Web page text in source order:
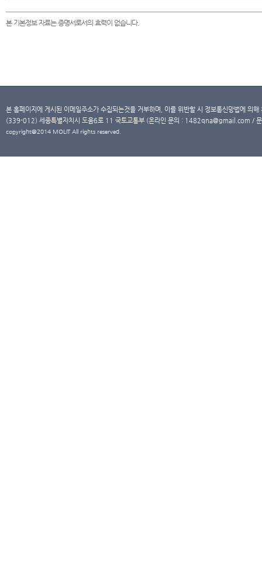
본 기본정보 자료는 증명서로서의 효력이 없습니다.
본 홈페이지에 게시된 이메일주소가 수집되는것을 거부하며, 이를 위반할 시 정보통신망법에 의
(339-012) 세종특별자치시 도움6로 11 국토교통부 (온라인 문의 : 1482qna@gmail.com /
copyright@2014 MOLIT All rights reserved.